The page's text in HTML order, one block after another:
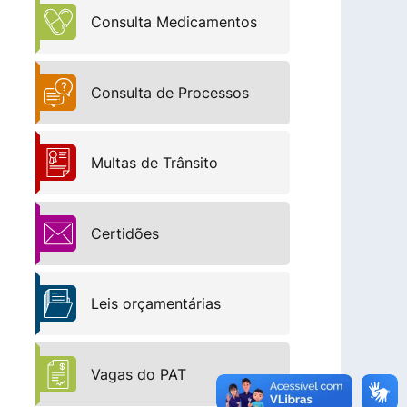
Consulta Medicamentos
Consulta de Processos
Multas de Trânsito
Certidões
Leis orçamentárias
Vagas do PAT